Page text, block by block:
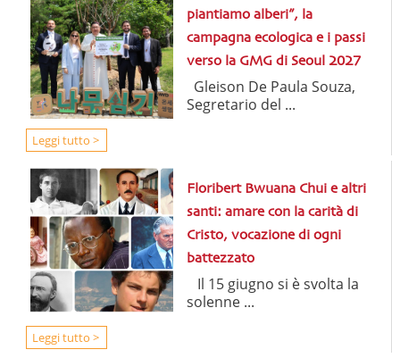
piantiamo alberi”, la
campagna ecologica e i passi
verso la GMG di Seoul 2027
Gleison De Paula Souza,
Segretario del ...
Leggi tutto >
Floribert Bwuana Chui e altri
santi: amare con la carità di
Cristo, vocazione di ogni
battezzato
Il 15 giugno si è svolta la
solenne ...
Leggi tutto >